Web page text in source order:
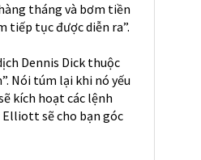
tháng và bơm tiền
tiếp tục được diễn ra”.
Dennis Dick thuộc
Nói túm lại khi nó yếu
kích hoạt các lệnh
sẽ cho bạn góc